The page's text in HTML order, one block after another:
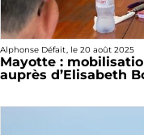
Alphonse Défait, le 20 août 2025
Mayotte :
auprès d’Elisabeth